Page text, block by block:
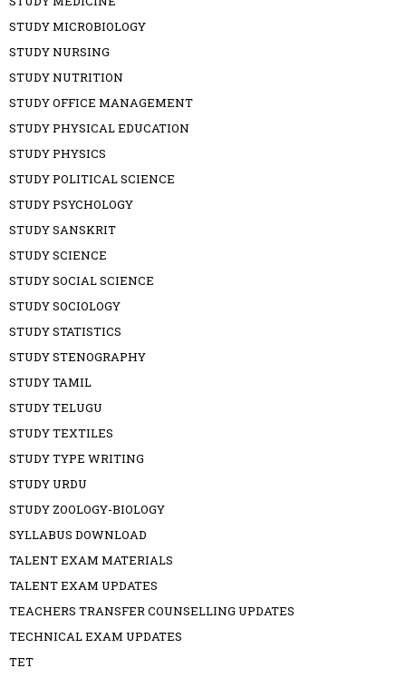
STUDY MICROBIOLOGY
STUDY NURSING
STUDY NUTRITION
STUDY OFFICE MANAGEMENT
STUDY PHYSICAL EDUCATION
STUDY PHYSICS
STUDY POLITICAL SCIENCE
STUDY PSYCHOLOGY
STUDY SANSKRIT
STUDY SCIENCE
STUDY SOCIAL SCIENCE
STUDY SOCIOLOGY
STUDY STATISTICS
STUDY STENOGRAPHY
STUDY TAMIL
STUDY TELUGU
STUDY TEXTILES
STUDY TYPE WRITING
STUDY URDU
STUDY ZOOLOGY-BIOLOGY
SYLLABUS DOWNLOAD
TALENT EXAM MATERIALS
TALENT EXAM UPDATES
TEACHERS TRANSFER COUNSELLING UPDATES
TECHNICAL EXAM UPDATES
TET